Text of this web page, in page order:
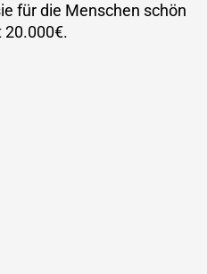
für die Menschen schön
20.000€.